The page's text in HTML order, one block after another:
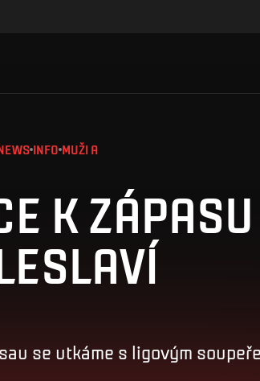
INFO MUŽI A
K
se utkáme s ligovým